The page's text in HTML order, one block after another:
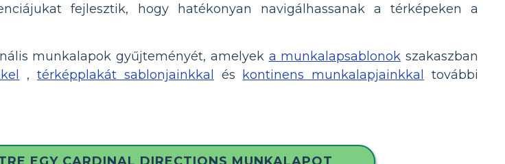
fejlesztik, hogy hatékonyan navigálhassanak a térképeken a
munkalapok gyűjteményét, amelyek a munkalapsablonok szakaszban
,térképplakát sablonjainkkal és kontinens munkalapjainkkal további